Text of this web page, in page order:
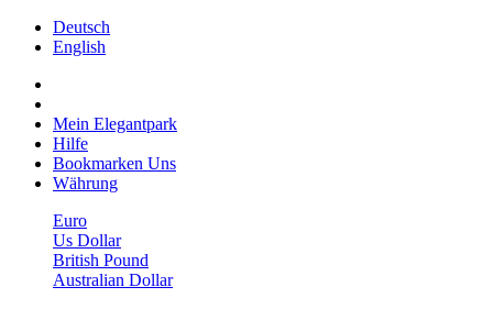
Deutsch
English
Mein Elegantpark
Hilfe
Bookmarken Uns
Währung
Euro
Us Dollar
British Pound
Australian Dollar